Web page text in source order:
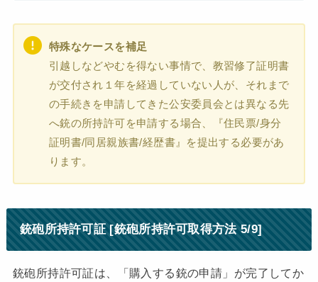
特殊なケースを補足
引越しなどやむを得ない事情で、教習修了証明書
が交付され１年を経過していない人が、それまで
の手続きを申請してきた公安委員会とは異なる先
へ銃の所持許可を申請する場合、『住民票/身分
証明書/同居親族書/経歴書』を提出する必要があ
ります。
銃砲所持許可証 [銃砲所持許可取得方法 5/9]
銃砲所持許可証は、「購入する銃の申請」が完了してか